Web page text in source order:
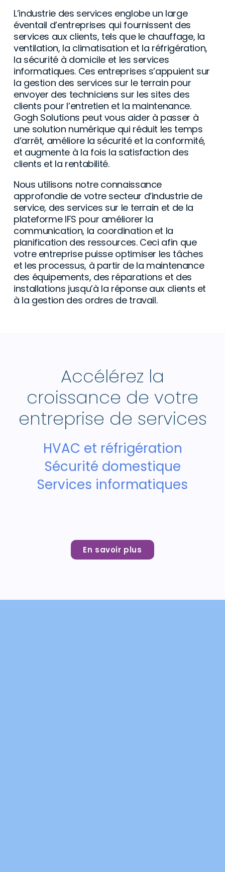
L’industrie des services englobe un large
éventail d’entreprises qui fournissent des
services aux clients, tels que le chauffage, la
ventilation, la climatisation et la réfrigération,
la sécurité à domicile et les services
informatiques. Ces entreprises s’appuient sur
la gestion des services sur le terrain pour
envoyer des techniciens sur les sites des
clients pour l’entretien et la maintenance.
Gogh Solutions peut vous aider à passer à
une solution numérique qui réduit les temps
d’arrêt, améliore la sécurité et la conformité,
et augmente à la fois la satisfaction des
clients et la rentabilité.
Nous utilisons notre connaissance
approfondie de votre secteur d’industrie de
service, des services sur le terrain et de la
plateforme IFS pour améliorer la
communication, la coordination et la
planification des ressources. Ceci afin que
votre entreprise puisse optimiser les tâches
et les processus, à partir de la maintenance
des équipements, des réparations et des
installations jusqu’à la réponse aux clients et
à la gestion des ordres de travail.
Accélérez la
croissance de votre
entreprise de services
HVAC et réfrigération
Sécurité domestique
Services informatiques
En savoir plus